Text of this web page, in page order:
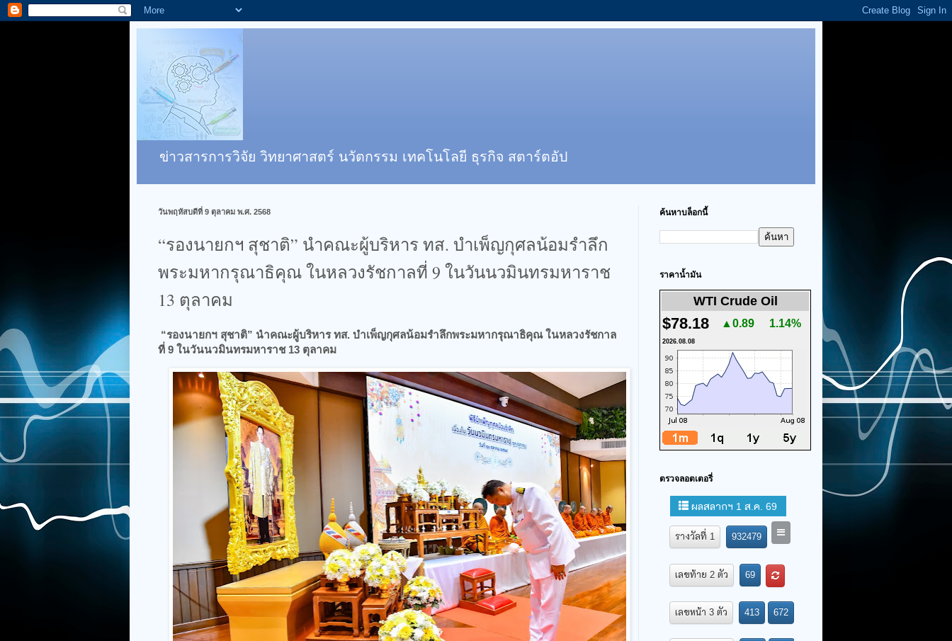
ข่าวสารการวิจัย วิทยาศาสตร์ นวัตกรรม เทคโนโลยี ธุรกิจ สตาร์ตอัป
วันพฤหัสบดีที่ 9 ตุลาคม พ.ศ. 2568
“รองนายกฯ สุชาติ” นำคณะผู้บริหาร ทส. บำเพ็ญกุศลน้อมรำลึก
พระมหากรุณาธิคุณ ในหลวงรัชกาลที่ 9 ในวันนวมินทรมหาราช
13 ตุลาคม
“รองนายกฯ สุชาติ” นำคณะผู้บริหาร ทส. บำเพ็ญกุศลน้อมรำลึกพระมหากรุณาธิคุณ ในหลวงรัชกาล
ที่ 9 ในวันนวมินทรมหาราช 13 ตุลาคม
ค้นหาบล็อกนี้
ราคาน้ำมัน
WTI Crude Oil
$78.18 ▲0.89 1.14%
2026.08.08
ตรวจลอตเตอรี่